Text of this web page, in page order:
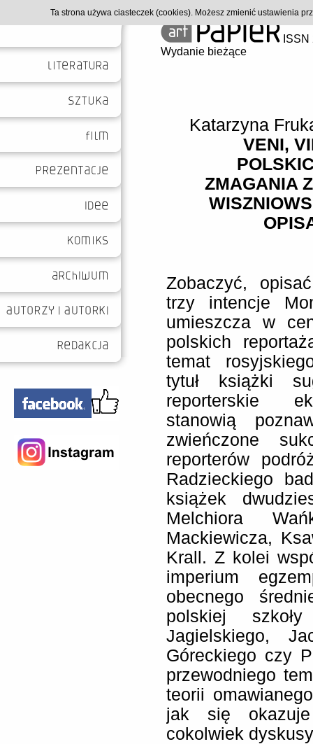
Wydanie bieżące
Katarzyna
VENI,
ZMAGANIA
Zobaczyć,
trzy intencje
umieszcza w
polskich
temat
tytuł książki
reporterskie
stanowią
zwieńczone
reporterów
Radzieckiego
książek
Melchiora
Mackiewicza,
Krall. Z kolei
imperium
obecnego
polskiej
Jagielskiego,
Góreckiego czy
przewodniego
teorii
jak się
cokolwiek
Ta strona używa ciasteczek (cookies). Możesz zmienić ustawienia